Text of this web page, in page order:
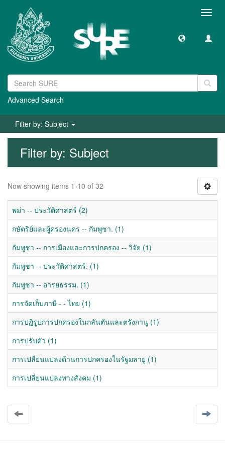
Advanced Search
Filter by: Subject
Filter by: Subject
Now showing items 1-10 of 32
พม่า -- ประวัติศาสตร์ (2)
กษัตริย์และผู้ครองนคร -- กัมพูชา. (1)
กัมพูชา -- การเมืองและการปกครอง -- วิจัย (1)
กัมพูชา -- ประวัติศาสตร์. (1)
กัมพูชา -- อารยธรรม. (1)
การจัดเก็บภาษี - - ไทย (1)
การปฏิรูปการปกครองในกลันตันและตรังกานู (1)
การปรับตัว (1)
การเปลี่ยนแปลงด้านการปกครองในรัฐมลายู (1)
การเปลี่ยนแปลงทางสังคม (1)